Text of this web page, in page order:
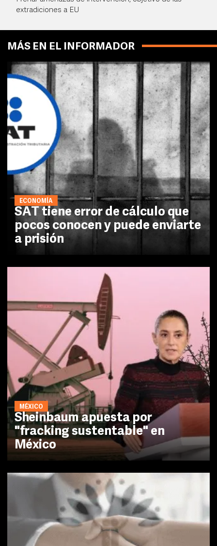
extradiciones a EU
MÁS EN EL INFORMADOR
ECONOMÍA
SAT tiene error de cálculo que
pocos conocen y puede enviarte
a prisión
MÉXICO
Sheinbaum apuesta por
"fracking sustentable" en
México